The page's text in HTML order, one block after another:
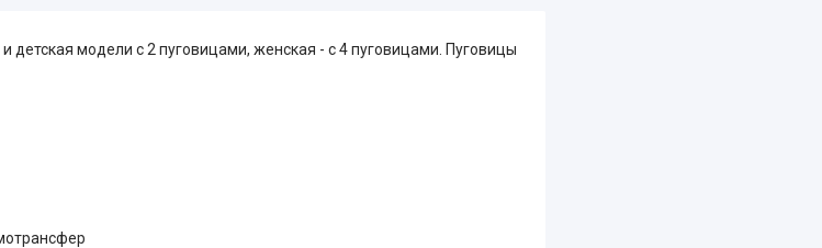
модели с 2 пуговицами, женская - с 4 пуговицами. Пуговицы